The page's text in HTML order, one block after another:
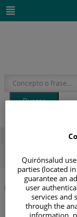
INICIO|
PEDRO
Quirónsalud
parties (located
guarantee an
user
services and
through the